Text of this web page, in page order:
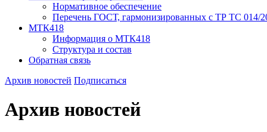
Нормативное обеспечение
Перечень ГОСТ, гармонизированных с ТР ТС 014/
МТК418
Информация о МТК418
Структура и состав
Обратная связь
Архив новостей Подписаться
Архив новостей